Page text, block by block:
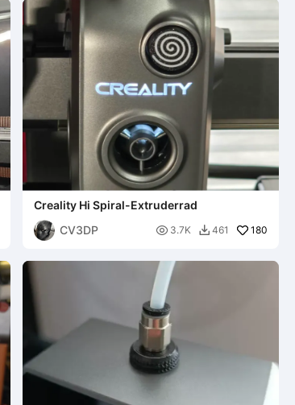
Creality Hi Spiral-Extruderrad
CV3DP
 3.7K  461 180